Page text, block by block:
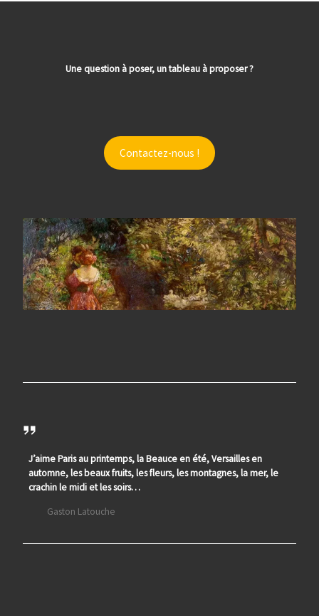
Une question à poser, un tableau à proposer ?
Contactez-nous !
J’aime Paris au printemps, la Beauce en été, Versailles en
automne, les beaux fruits, les fleurs, les montagnes, la mer, le
crachin le midi et les soirs…
Gaston Latouche